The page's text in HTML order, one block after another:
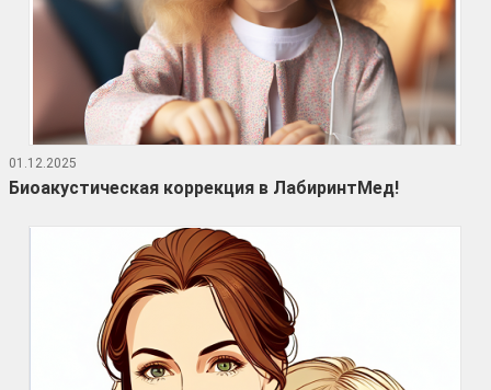
01.12.2025
Биоакустическая коррекция в ЛабиринтМед!